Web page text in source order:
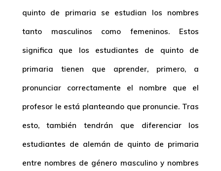
quinto de primaria se estudian los nombres
tanto masculinos como femeninos. Estos
significa que los estudiantes de quinto de
primaria tienen que aprender, primero, a
pronunciar correctamente el nombre que el
profesor le está planteando que pronuncie. Tras
esto, también tendrán que diferenciar los
estudiantes de alemán de quinto de primaria
entre nombres de género masculino y nombres